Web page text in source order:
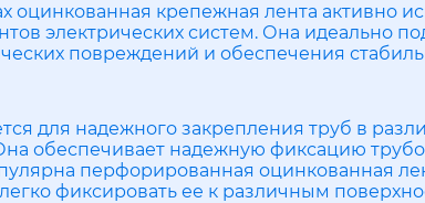
оцинкованная крепежная лента активно
электрических систем. Она идеально
повреждений и обеспечения
для надежного закрепления труб в
обеспечивает надежную фиксацию
перфорированная оцинкованная
фиксировать ее к различным